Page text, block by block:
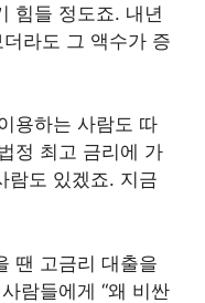
힘들 정도죠. 내년
라도 그 액수가 증
용하는 사람도 따
정 최고 금리에 가
람도 있겠죠. 지금
땐 고금리 대출을
람들에게 “왜 비싼